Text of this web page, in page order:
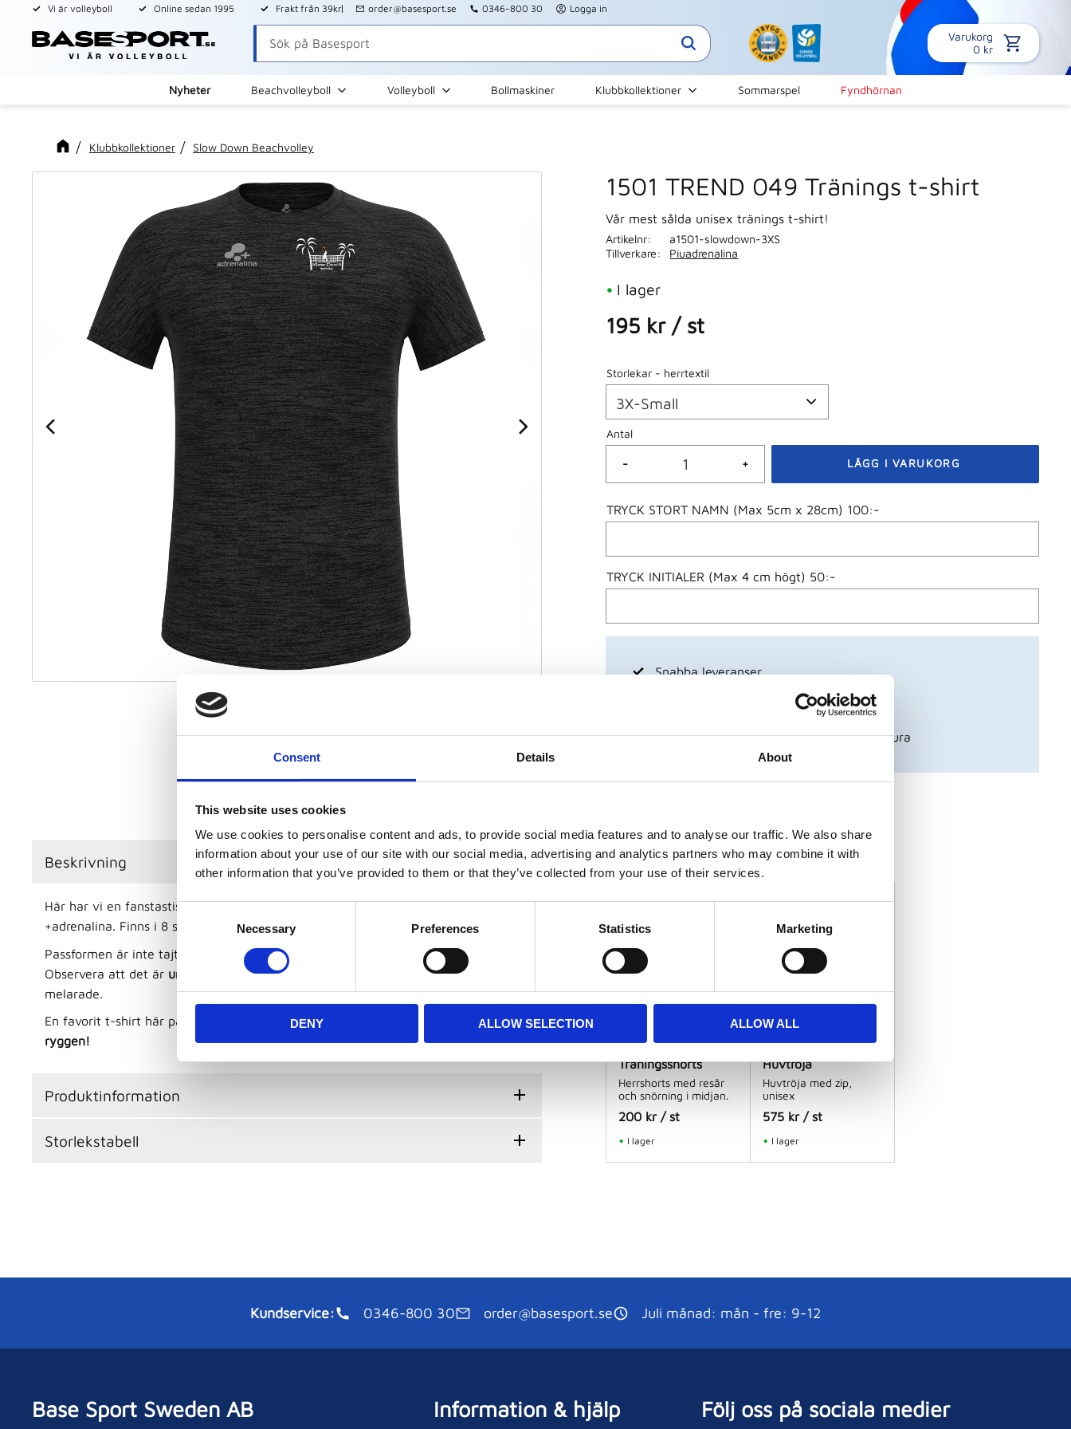
Consent Details About
This website uses cookies
We use cookies to personalise content and ads, to provide social media features and to analyse our traffic. We also share
information about your use of our site with our social media, advertising and analytics partners who may combine it with
other information that you’ve provided to them or that they’ve collected from your use of their services.
C
o
t
e
e
Necessary Preferences Statistics Marketing
DENY ALLOW SELECTION ALLOW ALL
Vi är volleyboll Online sedan 1995 Frakt från 39kr order@basesport.se 0346-800 30 Logga in
Varukorg
0 kr
Nyheter Beachvolleyboll Volleyboll Bollmaskiner Klubbkollektioner Sommarspel Fyndhörnan
Klubbkollektioner Slow Down Beachvolley
1501 TREND 049 Tränings t-shirt
Vår mest sålda unisex tränings t-shirt!
195 kr / st
Storlekar - herrtextil
Antal
+
-
TRYCK STORT NAMN (Max 5cm x 28cm) 100:-
TRYCK INITIALER (Max 4 cm högt) 50:-
I lager
Artikelnr
a1501-slowdown-3XS
Tillverkare
Piuadrenalina
Snabba leveranser
Betala med swish, bank- eller kreditkort
Företag och föreningar - betala mot faktura
Beskrivning
Här har vi en fanstastiskt skön, snygg och mycket prisvärd funktions t-shirt från
+adrenalina. Finns i 8 stycken härliga färger i 10 stycken olika storlekar!
Passformen är inte tajt men heller inte pösig, classic fit kanske man kan säga!
Observera att det är unisex
. Materialet är 100% polyester och färgerna är
melarade.
En favorit t-shirt här på Base!
Klubblogga liten på vänster bröst och stor logga på
ryggen!
Produktinformation
Storlekstabell
Relaterade produkter
Träningsshorts
Herrshorts med resår
och snörning i midjan.
200kr /st
I lager
Huvtröja
Huvtröja med zip,
unisex
575kr /st
I lager
Kundservice: 0346-800 30 order@basesport.se Juli månad: mån - fre: 9-12
Base Sport Sweden AB Information & hjälp Följ oss på sociala medier